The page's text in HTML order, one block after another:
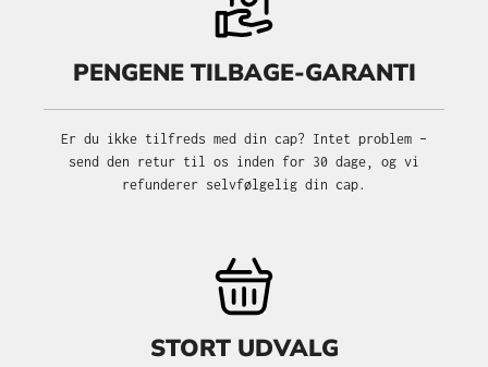
PENGENE TILBAGE-GARANTI
Er du ikke tilfreds med din cap? Intet problem –
send den retur til os inden for 30 dage, og vi
refunderer selvfølgelig din cap.
STORT UDVALG